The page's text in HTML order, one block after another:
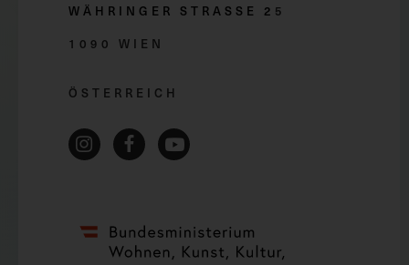
WÄHRINGER STRASSE 2 5
1090 WIEN
ÖSTERREICH